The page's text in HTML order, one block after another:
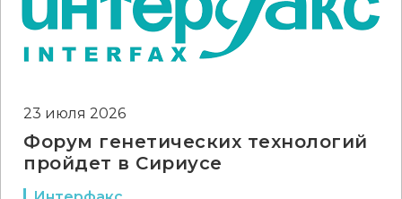
23 июля 2026
Форум генетических технологий
пройдет в Сириусе